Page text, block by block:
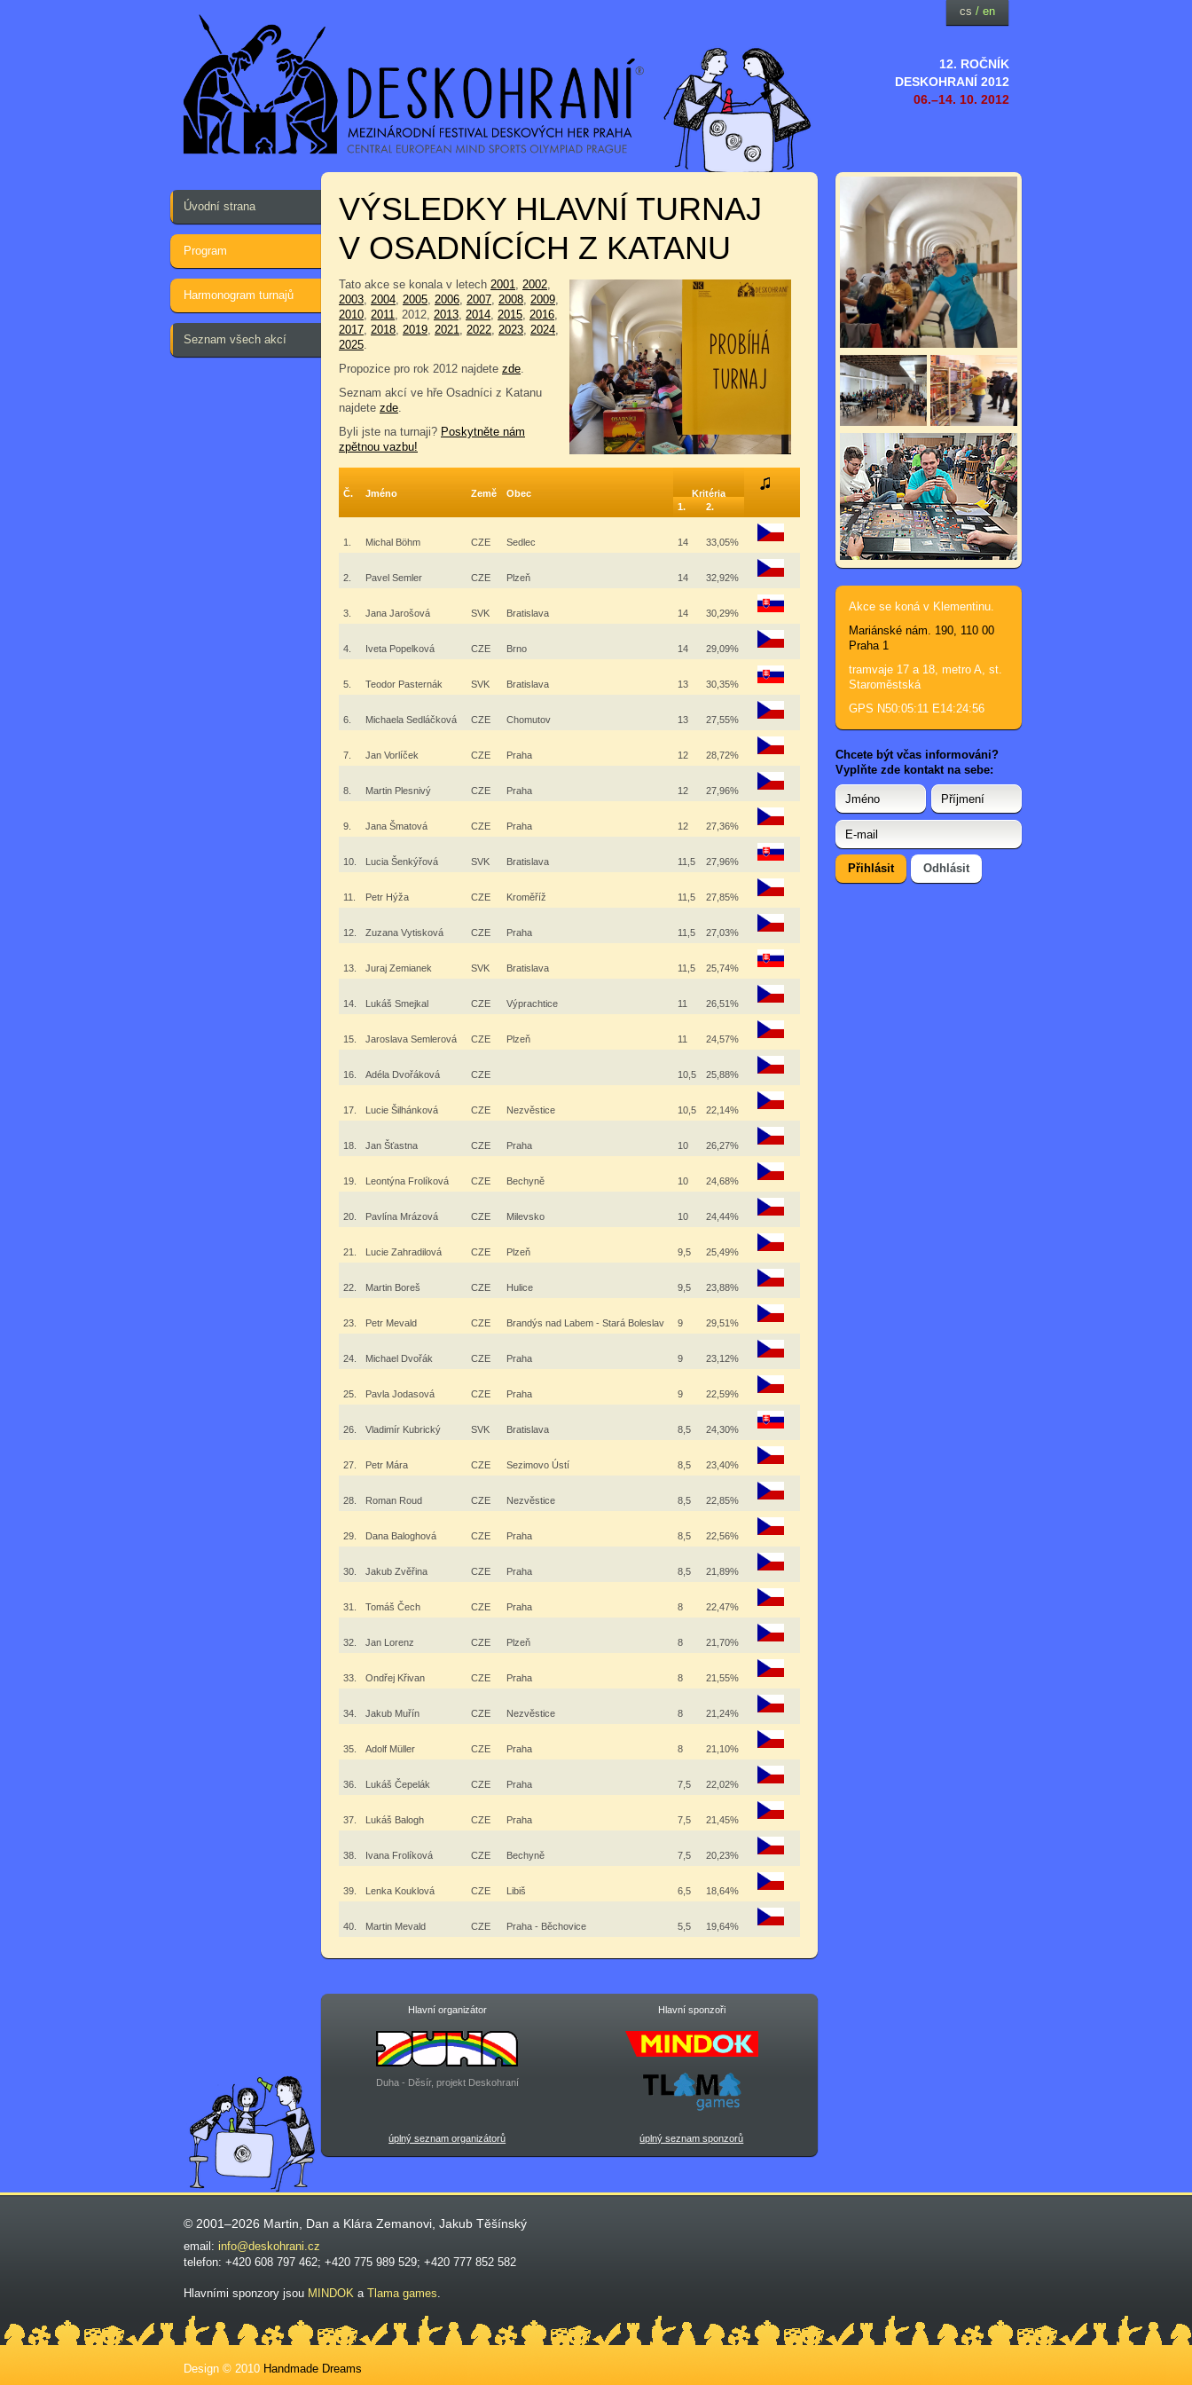
12. ROČNÍK
DESKOHRANÍ 2012
06.–14. 10. 2012
cs / en
Úvodní strana
Program
Harmonogram turnajů
Seznam všech akcí
VÝSLEDKY HLAVNÍ TURNAJ
V OSADNÍCÍCH Z KATANU
Tato akce se konala v letech 2001, 2002,
2003, 2004, 2005, 2006, 2007, 2008, 2009,
2010, 2011, 2012, 2013, 2014, 2015, 2016,
2017, 2018, 2019, 2021, 2022, 2023, 2024,
2025.
Propozice pro rok 2012 najdete zde.
Seznam akcí ve hře Osadníci z Katanu
najdete zde.
Byli jste na turnaji? Poskytněte nám
zpětnou vazbu!
Č. Jméno Země Obec
Kritéria
1.
2.
1. Michal Böhm CZE Sedlec 14 33,05%
2. Pavel Semler CZE Plzeň 14 32,92%
3. Jana Jarošová SVK Bratislava 14 30,29%
4. Iveta Popelková CZE Brno 14 29,09%
5. Teodor Pasternák SVK Bratislava 13 30,35%
6. Michaela Sedláčková CZE Chomutov 13 27,55%
7. Jan Vorlíček CZE Praha 12 28,72%
8. Martin Plesnivý CZE Praha 12 27,96%
9. Jana Šmatová CZE Praha 12 27,36%
10. Lucia Šenkýřová SVK Bratislava 11,5 27,96%
11. Petr Hýža CZE Kroměříž 11,5 27,85%
12. Zuzana Vytisková CZE Praha 11,5 27,03%
13. Juraj Zemianek SVK Bratislava 11,5 25,74%
14. Lukáš Smejkal CZE Výprachtice 11 26,51%
15. Jaroslava Semlerová CZE Plzeň 11 24,57%
16. Adéla Dvořáková CZE 10,5 25,88%
17. Lucie Šilhánková CZE Nezvěstice 10,5 22,14%
18. Jan Šťastna CZE Praha 10 26,27%
19. Leontýna Frolíková CZE Bechyně 10 24,68%
20. Pavlína Mrázová CZE Milevsko 10 24,44%
21. Lucie Zahradilová CZE Plzeň 9,5 25,49%
22. Martin Boreš CZE Hulice 9,5 23,88%
23. Petr Mevald CZE Brandýs nad Labem - Stará Boleslav 9 29,51%
24. Michael Dvořák CZE Praha 9 23,12%
25. Pavla Jodasová CZE Praha 9 22,59%
26. Vladimír Kubrický SVK Bratislava 8,5 24,30%
27. Petr Mára CZE Sezimovo Ústí 8,5 23,40%
28. Roman Roud CZE Nezvěstice 8,5 22,85%
29. Dana Baloghová CZE Praha 8,5 22,56%
30. Jakub Zvěřina CZE Praha 8,5 21,89%
31. Tomáš Čech CZE Praha 8 22,47%
32. Jan Lorenz CZE Plzeň 8 21,70%
33. Ondřej Křivan CZE Praha 8 21,55%
34. Jakub Muřín CZE Nezvěstice 8 21,24%
35. Adolf Müller CZE Praha 8 21,10%
36. Lukáš Čepelák CZE Praha 7,5 22,02%
37. Lukáš Balogh CZE Praha 7,5 21,45%
38. Ivana Frolíková CZE Bechyně 7,5 20,23%
39. Lenka Kouklová CZE Libiš 6,5 18,64%
40. Martin Mevald CZE Praha - Běchovice 5,5 19,64%
Hlavní organizátor Hlavní sponzoři
Duha - Děsír, projekt Deskohraní
úplný seznam organizátorů úplný seznam sponzorů
Akce se koná v Klementinu.
Mariánské nám. 190, 110 00
Praha 1
tramvaje 17 a 18, metro A, st.
Staroměstská
GPS N50:05:11 E14:24:56
Chcete být včas informováni?
Vyplňte zde kontakt na sebe:
© 2001–2026 Martin, Dan a Klára Zemanovi, Jakub Těšínský
email: info@deskohrani.cz
telefon: +420 608 797 462; +420 775 989 529; +420 777 852 582
Hlavními sponzory jsou MINDOK a Tlama games.
Design © 2010 Handmade Dreams